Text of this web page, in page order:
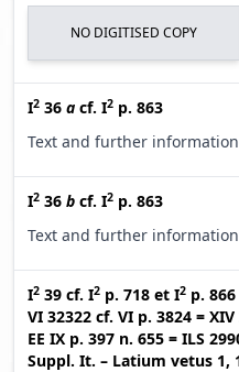
NO DIGITISED COPY
I2 36 a cf. I2 p. 863
Text and further
I2 36 b cf. I2 p. 863
Text and further
I2 39 cf. I2 p. 718 et I2 p. 866
VI 32322 cf. VI p. 3824 = XIV
EE IX p. 397 n. 655 = ILS
Suppl. It. – Latium vetus 1,